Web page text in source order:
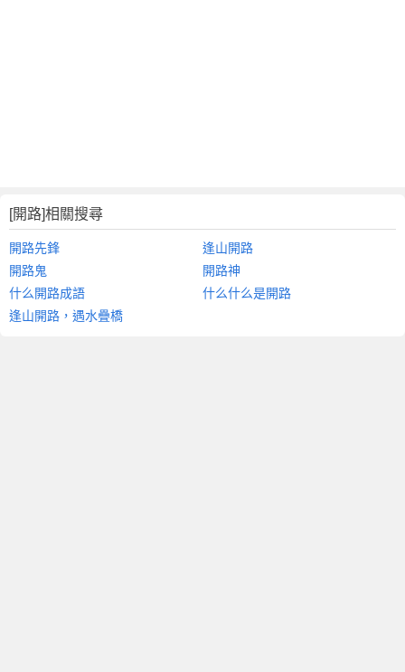
[開路]相關搜尋
開路先鋒
逢山開路
開路鬼
開路神
什么開路成語
什么什么是開路
逢山開路，遇水疊橋